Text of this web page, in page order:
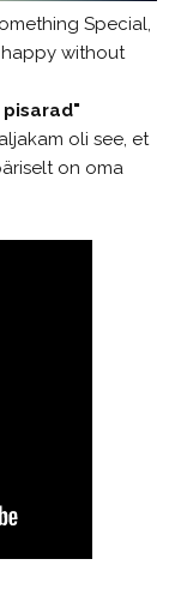
Special,
without
pisarad"
oli see, et
on oma